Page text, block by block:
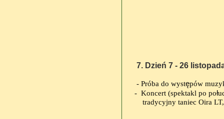
7. Dzień 7 - 26
- Próba do występów
- Koncert (spektakl po poł
tradycyjny taniec Oira